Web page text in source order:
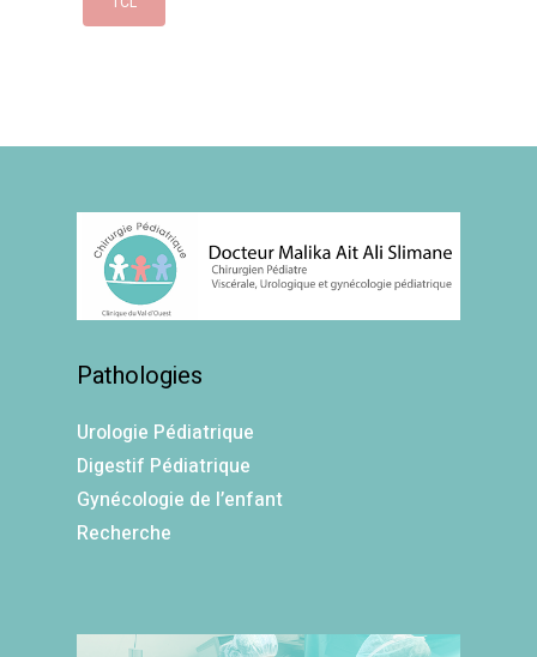
Pathologies
Urologie Pédiatrique
Digestif Pédiatrique
Gynécologie de l’enfant
Recherche